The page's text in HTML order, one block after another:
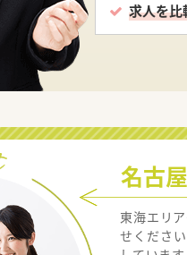
求人を比
名古
東海エリ
せくださ